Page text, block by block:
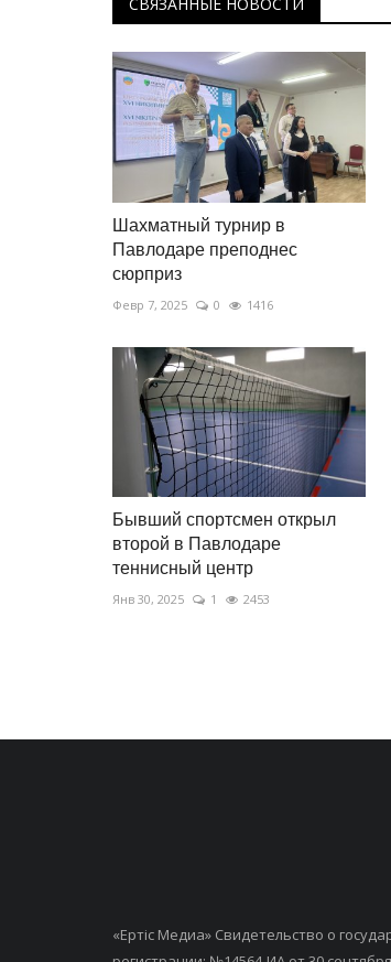
Шахматный турнир в
Павлодаре преподнес
сюрприз
Февр 7, 2025 0 1416
Бывший спортсмен открыл
второй в Павлодаре
теннисный центр
Янв 30, 2025 1 2453
«Ертiс Медиа» Свидетельство о